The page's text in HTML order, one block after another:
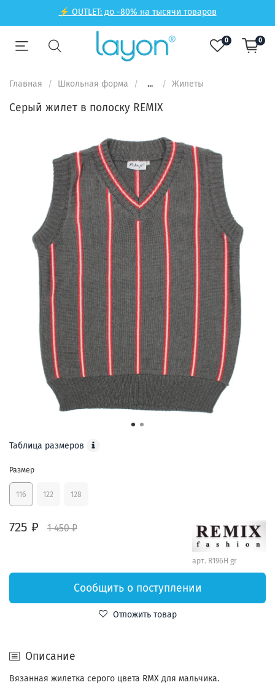
⚡ OUTLET: до -80% на тысячи товаров
0 0
Главная Школьная форма ... Жилеты
Серый жилет в полоску REMIX
725 ₽ 1 450 ₽
арт. R196H gr
Таблица размеров
Размер
116 122 128
Сообщить о поступлении
Отложить товар
Описание
Вязанная жилетка серого цвета RMX для мальчика.